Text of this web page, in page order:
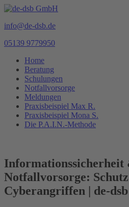
info@de-dsb.de
05139 9779950
Home
Beratung
Schulungen
Notfallvorsorge
Meldungen
Praxisbeispiel Max R.
Praxisbeispiel Mona S.
Die P.A.I.N.-Methode
Informationssicherheit
Notfallvorsorge:
Cyberangriffen | de-dsb